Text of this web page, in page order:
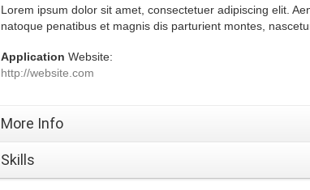
Lorem ipsum dolor sit amet, consectetuer adipiscing elit.
natoque penatibus et magnis dis parturient montes,
Application Website:
http://website.com
More Info
Skills